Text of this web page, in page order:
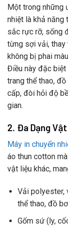
Một trong những
nhiệt là khả năng
sắc rực rỡ, sống
từng sợi vải, thay
không bị phai
Điều này đặc
trang thể thao,
cấp, đòi hỏi độ
gian.
2. Đa Dạng
Máy in chuyển
áo thun cotton
vật liệu khác,
Vải polyester,
thể thao, đồ
Gốm sứ (ly,